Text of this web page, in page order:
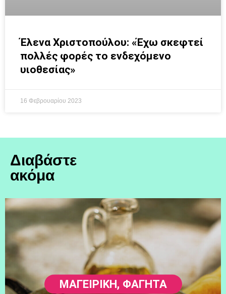
Έλενα Χριστοπούλου: «Έχω σκεφτεί
πολλές φορές το ενδεχόμενο
υιοθεσίας»
16 Φεβρουαρίου 2023
Διαβάστε
ακόμα
ΜΑΓΕΙΡΙΚΗ, ΦΑΓΗΤΆ